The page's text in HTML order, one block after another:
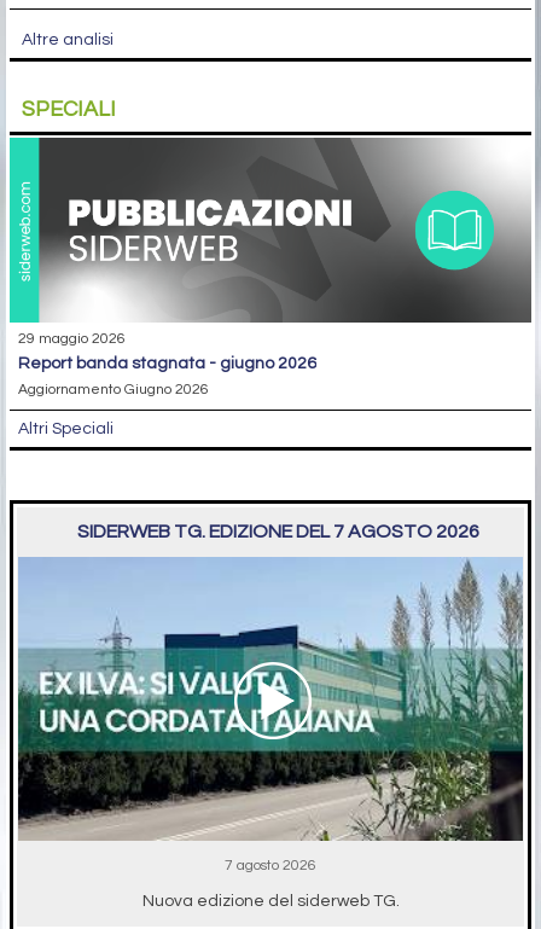
Altre analisi
SPECIALI
29 maggio 2026
report banda stagnata - giugno 2026
Aggiornamento Giugno 2026
Altri Speciali
SIDERWEB TG. EDIZIONE DEL 7 AGOSTO 2026
7 agosto 2026
Nuova edizione del siderweb TG.